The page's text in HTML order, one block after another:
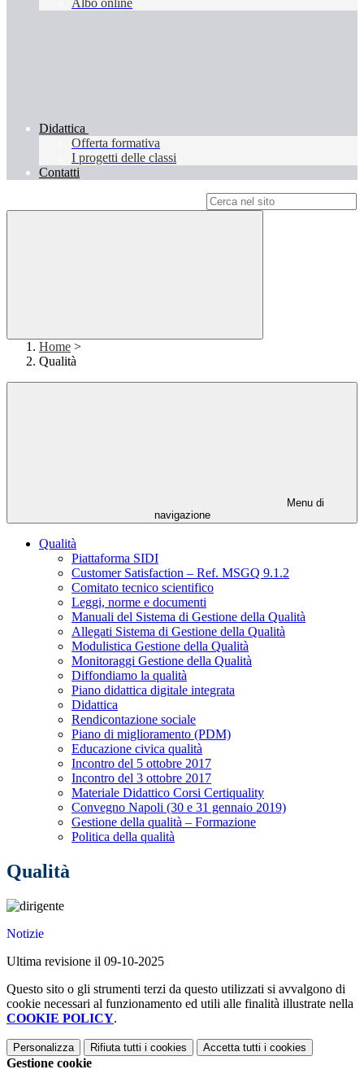
Albo online
Didattica
Offerta formativa
I progetti delle classi
Contatti
Home >
Qualità
Menu di
navigazione
Qualità
Piattaforma SIDI
Customer Satisfaction – Ref. MSGQ 9.1.2
Comitato tecnico scientifico
Leggi, norme e documenti
Manuali del Sistema di Gestione della Qualità
Allegati Sistema di Gestione della Qualità
Modulistica Gestione della Qualità
Monitoraggi Gestione della Qualità
Diffondiamo la qualità
Piano didattica digitale integrata
Didattica
Rendicontazione sociale
Piano di miglioramento (PDM)
Educazione civica qualità
Incontro del 5 ottobre 2017
Incontro del 3 ottobre 2017
Materiale Didattico Corsi Certiquality
Convegno Napoli (30 e 31 gennaio 2019)
Gestione della qualità – Formazione
Politica della qualità
Qualità
Notizie
Ultima revisione il 09-10-2025
Questo sito o gli strumenti terzi da questo utilizzati si avvalgono di
cookie necessari al funzionamento ed utili alle finalità illustrate nella
COOKIE POLICY.
Personalizza Rifiuta tutti i cookies Accetta tutti i cookies
Gestione cookie